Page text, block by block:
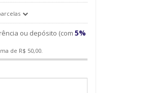
ou depósito (com 5%
de R$ 50,00.